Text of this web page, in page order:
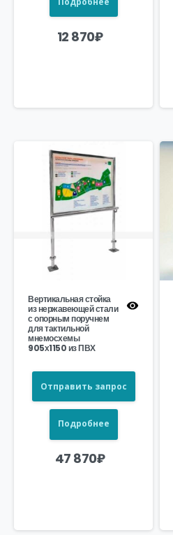
12 870₽
Вертикальная стойка
из нержавеющей стали
с опорным поручнем
для тактильной
мнемосхемы
905х1150 из ПВХ
Отправить запрос
Подробнее
47 870₽